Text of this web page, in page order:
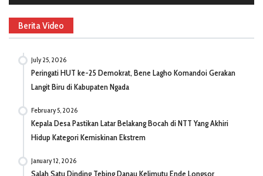
Berita Video
July 25, 2026
Peringati HUT ke-25 Demokrat, Bene Lagho Komandoi Gerakan
Langit Biru di Kabupaten Ngada
February 5, 2026
Kepala Desa Pastikan Latar Belakang Bocah di NTT Yang Akhiri
Hidup Kategori Kemiskinan Ekstrem
January 12, 2026
Salah Satu Dinding Tebing Danau Kelimutu Ende Longsor